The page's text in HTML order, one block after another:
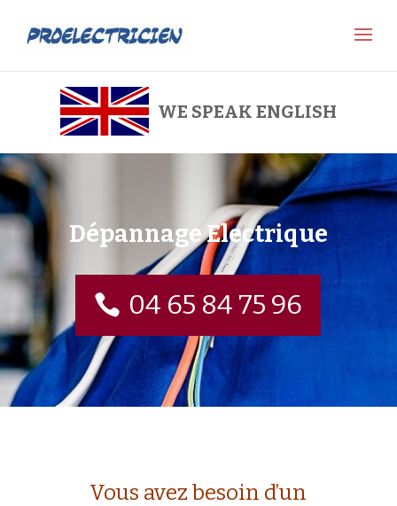
WE SPEAK ENGLISH
Dépannage Electrique
04 65 84 75 96
Vous avez besoin d’un